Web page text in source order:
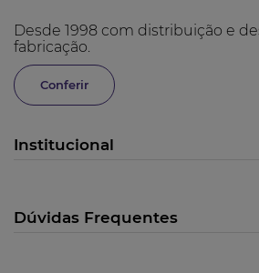
Desde 1998 com distribuição e
fabricação.
Conferir
Institucional
Dúvidas Frequentes